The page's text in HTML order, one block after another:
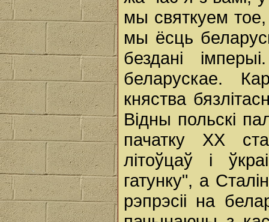
мы святкуем
мы ёсць
бездані
беларускае.
княства
Відны польскі
пачатку XX
літоўцаў і
гатунку", а
рэпрэсіі на